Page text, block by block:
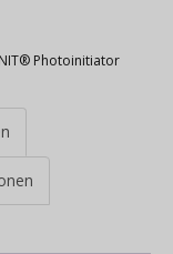
Photoinitiator